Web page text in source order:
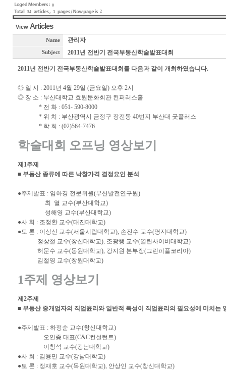
0
54
3 2
View Articles
Name 관리자
Subject 2011년 전반기 전국부동산학술발표대회
2011년 전반기 전국부동산학술발표대회를 다음과 같이 개최하였습니다.
◎ 일 시 : 2011년 4월 29일 (금요일) 오후 2시
◎ 장 소 : 부산대학교 효원문화회관 컨퍼러스홀
* 전 화 : 051- 590-8000
* 위 치 : 부산광역시 금정구 장전동 40번지 부산대 굿플러스
* 학 회 : (02)564-7476
학술대회 오프닝 영상보기
제1주제
■ 부동산 종류에 따른 낙찰가격 결정요인 분석
●주제발표 : 임하경 전문위원(부산발전연구원)
최 열 교수(부산대학교)
성해영 교수(부산대학교)
●사 회 : 조정환 교수(대진대학교)
●토 론 : 이상신 교수(서울시립대학교), 손진수 교수(명지대학교)
정상철 교수(창신대학교), 조광행 교수(열린사이버대학교)
허문수 교수(동원대학교), 강지원 본부장(그린피플코리아)
김철영 교수(창원대학교)
1주제 영상보기
제2주제
■ 부동산 중개업자의 직업윤리와 일반적 특성이 직업윤리의 필요성에 미치는
●주제발표 : 하정순 교수(창신대학교)
오인종 대표(C&C컨설턴트)
이창석 교수(강남대학교)
●사 회 : 김용민 교수(강남대학교)
●토 론 : 정재호 교수(목원대학교), 안상인 교수(창신대학교)